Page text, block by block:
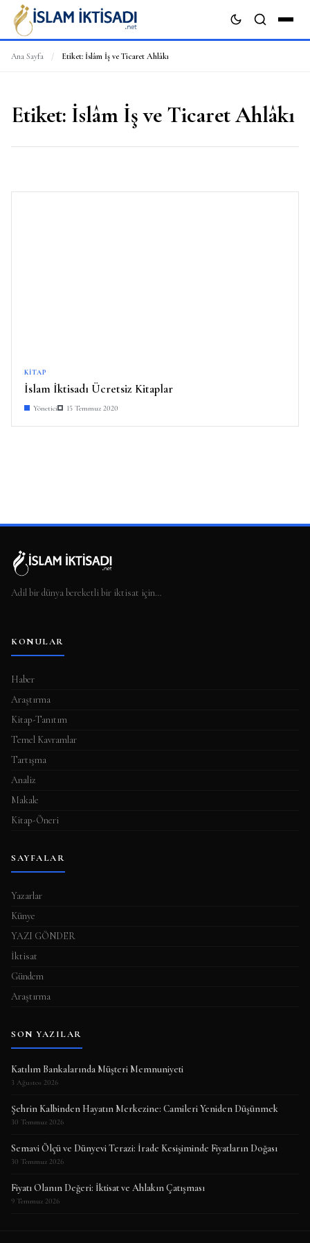
Ana Sayfa / Etiket: İslâm İş ve Ticaret Ahlâkı
Etiket: İslâm İş ve Ticaret Ahlâkı
KITAP
İslam İktisadı Ücretsiz Kitaplar
Yönetici 15 Temmuz 2020
Adil bir dünya bereketli bir iktisat için…
KONULAR
Haber
Araştırma
Kitap-Tanıtım
Temel Kavramlar
Tartışma
Analiz
Makale
Kitap-Öneri
SAYFALAR
Yazarlar
Künye
YAZI GÖNDER
İktisat
Gündem
Araştırma
SON YAZILAR
Katılım Bankalarında Müşteri Memnuniyeti
3 Ağustos 2026
Şehrin Kalbinden Hayatın Merkezine: Camileri Yeniden Düşünmek
30 Temmuz 2026
Semavi Ölçü ve Dünyevi Terazi: İrade Kesişiminde Fiyatların Doğası
30 Temmuz 2026
Fiyatı Olanın Değeri: İktisat ve Ahlakın Çatışması
9 Temmuz 2026